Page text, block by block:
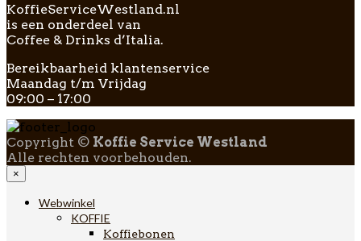
KoffieServiceWestland.nl
is een onderdeel van
Coffee & Drinks d’Italia.
Bereikbaarheid klantenservice
Maandag t/m Vrijdag
09:00 – 17:00
Copyright © Koffie Service Westland
Alle rechten voorbehouden.
×
Webwinkel
KOFFIE
Koffiebonen